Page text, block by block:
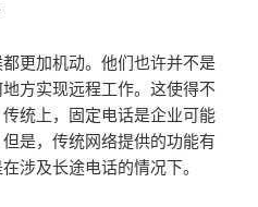
更加机动。他们也许并不是
方实现远程工作。这使得不
统上，固定电话是企业可能
是，传统网络提供的功能有
涉及长途电话的情况下。